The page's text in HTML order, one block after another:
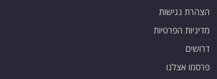
הצהרת נגישות
מדיניות הפרטיות
דרושים
פרסמו אצלנו